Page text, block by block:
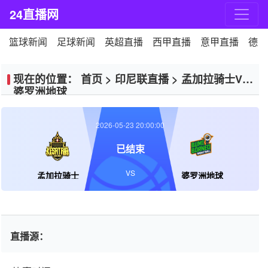
24直播网
篮球新闻 足球新闻 英超直播 西甲直播 意甲直播 德
现在的位置： 首页 > 印尼联直播> 孟加拉骑士VS
婆罗洲地球
孟加拉骑士 婆罗洲地球
2026-05-23 20:00:00
已结束
VS
直播源：